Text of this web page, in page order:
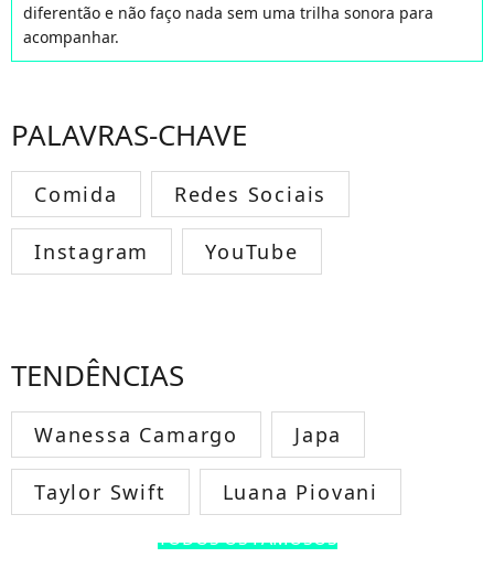
diferentão e não faço nada sem uma trilha sonora para
acompanhar.
PALAVRAS-CHAVE
Comida Redes Sociais
Instagram YouTube
TENDÊNCIAS
Wanessa Camargo Japa
Taylor Swift Luana Piovani
TODOS OS FAMOSOS